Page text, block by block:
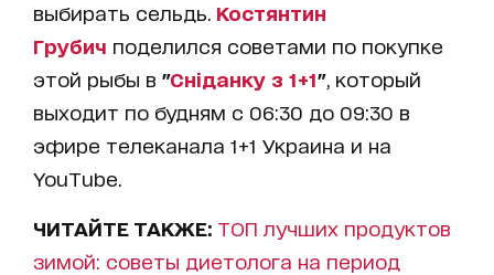
выбирать сельдь. Костянтин
Грубич поделился советами по покупке
этой рыбы в "Сніданку з 1+1" , который
выходит по будням с 06:30 до 09:30 в
эфире телеканала 1+1 Украина и на
YouTube.
ЧИТАЙТЕ ТАКЖЕ: ТОП лучших продуктов
зимой: советы диетолога на период